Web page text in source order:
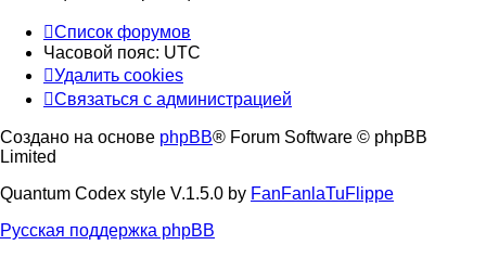
Список форумов
Часовой пояс: UTC
Удалить cookies
Связаться с администрацией
Создано на основе phpBB® Forum Software © phpBB
Limited
Quantum Codex style V.1.5.0 by FanFanlaTuFlippe
Русская поддержка phpBB